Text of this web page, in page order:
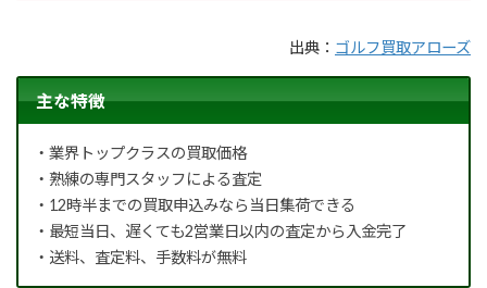
出典： ゴルフ買取アローズ
主な特徴
・業界トップクラスの買取価格
・熟練の専門スタッフによる査定
・12時半までの買取申込みなら当日集荷できる
・最短当日、遅くても2営業日以内の査定から入金完了
・送料、査定料、手数料が無料